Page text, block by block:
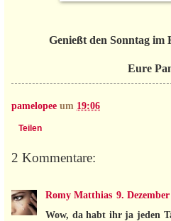
Genießt den Sonntag im
Eure
pamelopee um 19:06
Teilen
2 Kommentare:
Romy Matthias 9.
Wow, da habt ihr ja jeden